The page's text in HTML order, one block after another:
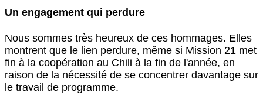
Un engagement qui perdure
Nous sommes très heureux de ces hommages. Elles
montrent que le lien perdure, même si Mission 21 met
fin à la coopération au Chili à la fin de l'année, en
raison de la nécessité de se concentrer davantage sur
le travail de programme.